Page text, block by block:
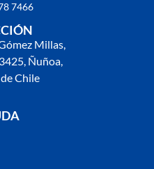
7466
Millas,
Ñuñoa,
Chile